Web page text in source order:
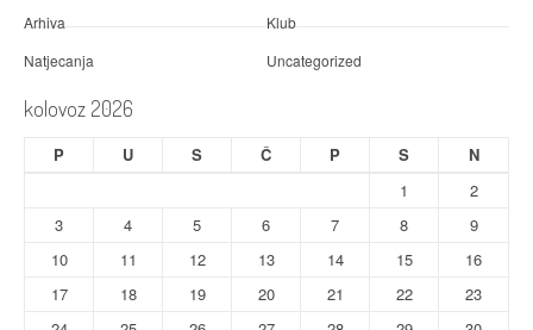
Arhiva
Klub
Natjecanja
Uncategorized
kolovoz 2026
P U S Č P S
N
1
2
3
4 5 6 7 8
9
10
11 12 13 14 15
16
17
18 19 20 21 22
23